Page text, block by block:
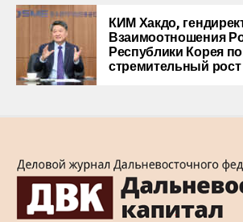
КИМ Хакдо,
Взаимоотношения
Республики Корея
стремительный рост